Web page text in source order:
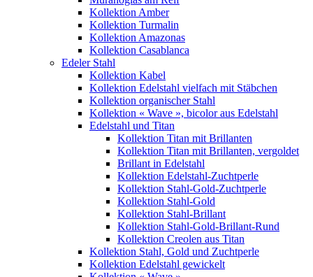
Kollektion Amber
Kollektion Turmalin
Kollektion Amazonas
Kollektion Casablanca
Edeler Stahl
Kollektion Kabel
Kollektion Edelstahl vielfach mit Stäbchen
Kollektion organischer Stahl
Kollektion « Wave », bicolor aus Edelstahl
Edelstahl und Titan
Kollektion Titan mit Brillanten
Kollektion Titan mit Brillanten, vergoldet
Brillant in Edelstahl
Kollektion Edelstahl-Zuchtperle
Kollektion Stahl-Gold-Zuchtperle
Kollektion Stahl-Gold
Kollektion Stahl-Brillant
Kollektion Stahl-Gold-Brillant-Rund
Kollektion Creolen aus Titan
Kollektion Stahl, Gold und Zuchtperle
Kollektion Edelstahl gewickelt